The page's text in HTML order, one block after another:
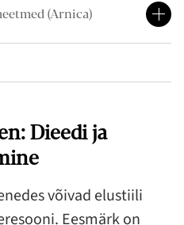
(Arnica)
Dieedi ja
võivad elustiili
Eesmärk on